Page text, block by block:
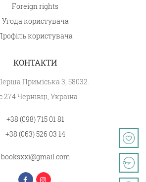
Foreign rights
Угода користувача
користувача
КОНТАКТИ
Приміська 3, 58032.
274 Чернівці, Україна
+38 (098) 715 01 81
+38 (063) 526 03 14
booksxxi@gmail.com